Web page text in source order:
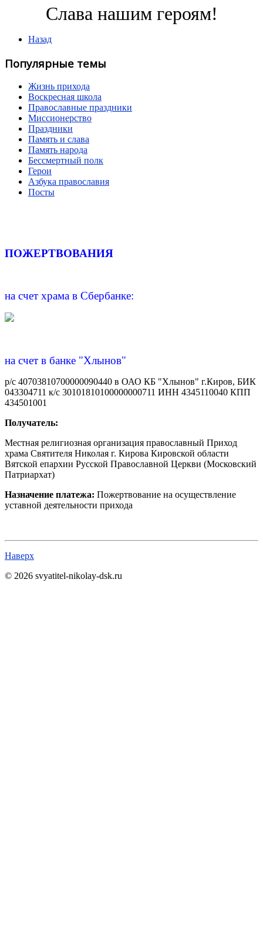
Слава нашим героям!
Назад
Популярные темы
Жизнь прихода
Воскресная школа
Православные праздники
Миссионерство
Праздники
Память и слава
Память народа
Бессмертный полк
Герои
Азбука православия
Посты
ПОЖЕРТВОВАНИЯ
на счет храма в Сбербанке:
на счет в банке "Хлынов"
р/с 40703810700000090440 в ОАО КБ "Хлынов" г.Киров, БИК
043304711 к/с 30101810100000000711 ИНН 4345110040 КПП
434501001
Получатель:
Местная религиозная организация православный Приход
храма Святителя Николая г. Кирова Кировской области
Вятской епархии Русской Православной Церкви (Московский
Патриархат)
Назначение платежа: Пожертвование на осуществление
уставной деятельности прихода
Наверх
© 2026 svyatitel-nikolay-dsk.ru